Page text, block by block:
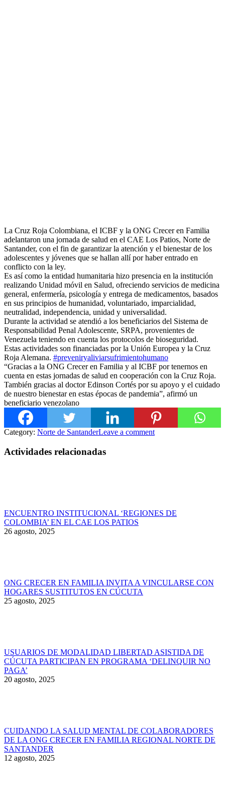
La Cruz Roja Colombiana, el ICBF y la ONG Crecer en Familia
adelantaron una jornada de salud en el CAE Los Patios, Norte de
Santander, con el fin de garantizar la atención y el bienestar de los
adolescentes y jóvenes que se hallan allí por haber entrado en
conflicto con la ley.
Es así como la entidad humanitaria hizo presencia en la institución
realizando Unidad móvil en Salud, ofreciendo servicios de medicina
general, enfermería, psicología y entrega de medicamentos, basados
en sus principios de humanidad, voluntariado, imparcialidad,
neutralidad, independencia, unidad y universalidad.
Durante la actividad se atendió a los beneficiarios del Sistema de
Responsabilidad Penal Adolescente, SRPA, provenientes de
Venezuela teniendo en cuenta los protocolos de bioseguridad.
Estas actividades son financiadas por la Unión Europea y la Cruz
Roja Alemana. #preveniryaliviarsufrimientohumano
“Gracias a la ONG Crecer en Familia y al ICBF por tenernos en
cuenta en estas jornadas de salud en cooperación con la Cruz Roja.
También gracias al doctor Edinson Cortés por su apoyo y el cuidado
de nuestro bienestar en estas épocas de pandemia”, afirmó un
beneficiario venezolano
Category: Norte de SantanderLeave a comment
Actividades relacionadas
ENCUENTRO INSTITUCIONAL ‘REGIONES DE
COLOMBIA’ EN EL CAE LOS PATIOS
26 agosto, 2025
ONG CRECER EN FAMILIA INVITA A VINCULARSE CON
HOGARES SUSTITUTOS EN CÚCUTA
25 agosto, 2025
USUARIOS DE MODALIDAD LIBERTAD ASISTIDA DE
CÚCUTA PARTICIPAN EN PROGRAMA ‘DELINQUIR NO
PAGA’
20 agosto, 2025
CUIDANDO LA SALUD MENTAL DE COLABORADORES
DE LA ONG CRECER EN FAMILIA REGIONAL NORTE DE
SANTANDER
12 agosto, 2025